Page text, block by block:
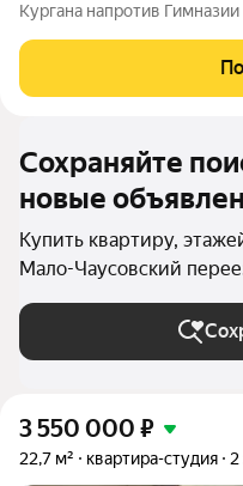
Кургана напротив
ПРОДАЖА НАПРЯМУЮ ОТ
ЛЕТ НА РЫНКЕ
Сохраняйте
новые
Купить квартиру,
Мало-Чаусовский
3 550 000 ₽
22,7 м² квартира-студия 2